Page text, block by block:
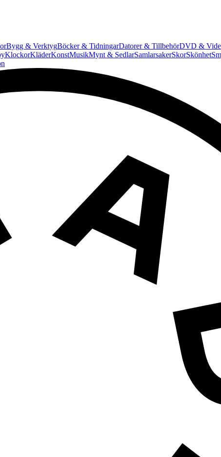
Bygg & VerktygBöcker & TidningarDatorer & TillbehörDVD &
KlockorKläderKonstMusikMynt & SedlarSamlarsakerSkorSkönhet